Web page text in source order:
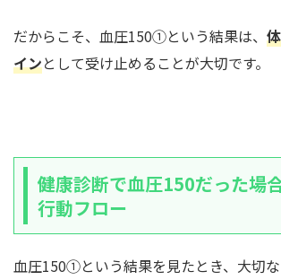
だからこそ、血圧150①という結果は、
インとして受け止めることが大切です。
健康診断で血圧150だった場
行動フロー
血圧150①という結果を見たとき、大切